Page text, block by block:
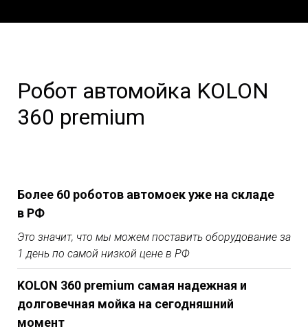
Робот автомойка KOLON
360 premium
Более 60 роботов автомоек уже на складе
в РФ
Это значит, что мы можем поставить оборудование за
1 день по самой низкой цене в РФ
KOLON 360 premium самая надежная и
долговечная мойка на сегодняшний
момент